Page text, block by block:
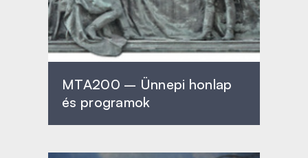
MTA200 – Ünnepi honlap
és programok